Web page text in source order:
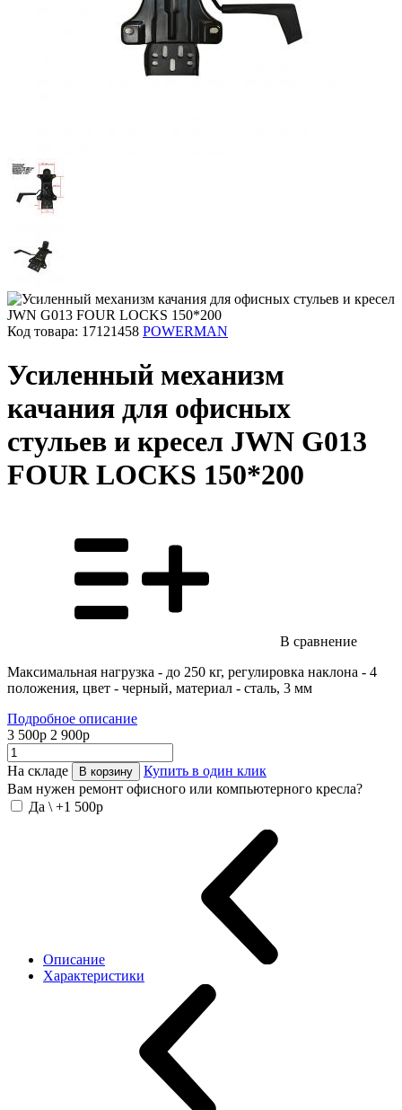
Код товара: 17121458 POWERMAN
Усиленный механизм
качания для офисных
стульев и кресел JWN G013
FOUR LOCKS 150*200
В сравнение
Максимальная нагрузка - до 250 кг, регулировка наклона - 4
положения, цвет - черный, материал - сталь, 3 мм
Подробное описание
3 500p 2 900p
На складе В корзину
Купить в один клик
Вам нужен ремонт офисного или компьютерного кресла?
Да \ +1 500p
Описание
Характеристики